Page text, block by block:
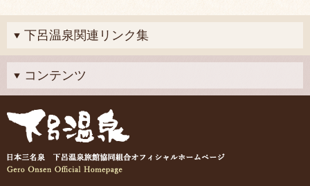
下呂温泉関連リンク集
コンテンツ